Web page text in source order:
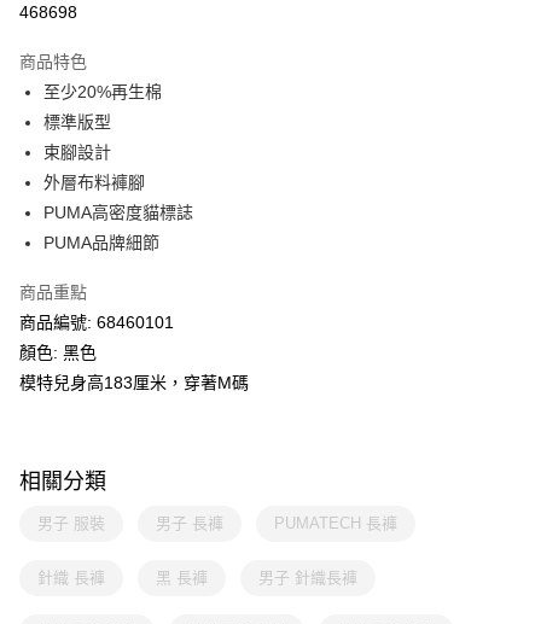
Alipay, PayMe, WeChat Pay, UnionPay, FPS
送貨方式
單筆訂單淨值滿$399可享免運費優惠
每筆HK$30.00，滿HK$399.00或以上免運費
滿$599可享澳門免運費優惠
468698
商品特色
至少20%再生棉
標準版型
束腳設計
外層布料褲腳
PUMA高密度貓標誌
PUMA品牌細節
商品重點
商品編號: 68460101
顏色: 黑色
模特兒身高183厘米，穿著M碼
相關分類
男子 服裝 男子 長褲 PUMATECH 長褲
針織 長褲 黑 長褲 男子 針織長褲